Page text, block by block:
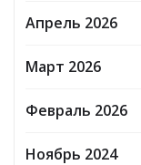
Апрель 2026
Март 2026
Февраль 2026
Ноябрь 2024